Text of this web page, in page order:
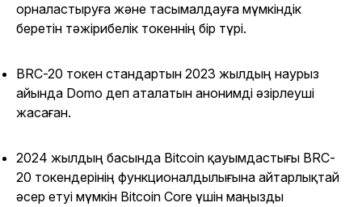
орналастыруға және тасымалдауға мүмкіндік
беретін тәжірибелік токеннің бір түрі.
BRC-20 токен стандартын 2023 жылдың наурыз
айында Domo деп аталатын анонимді әзірлеуші
жасаған.
2024 жылдың басында Bitcoin қауымдастығы BRC-
20 токендерінің функционалдылығына айтарлықтай
әсер етуі мүмкін Bitcoin Core үшін маңызды